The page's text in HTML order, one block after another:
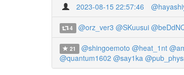
2023-08-15 22:57:46
4 @orz_ver3 @SKuusui
21 @shingoemoto @heat_1nt
@quantum1602 @say1ka